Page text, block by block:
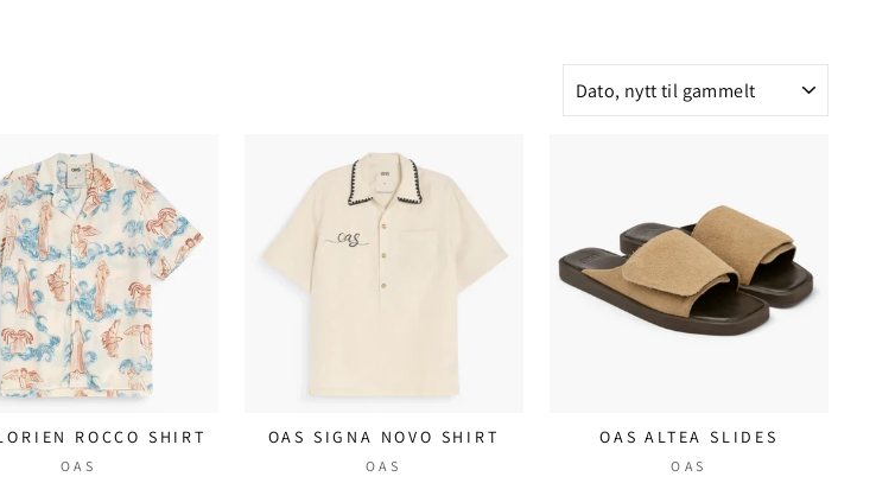
ROCCO SHIRT
OAS
OAS SIGNA NOVO SHIRT
OAS
OAS ALTEA SLIDES
OAS